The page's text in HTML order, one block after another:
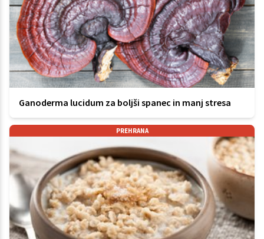
Ganoderma lucidum za boljši spanec in manj stresa
PREHRANA